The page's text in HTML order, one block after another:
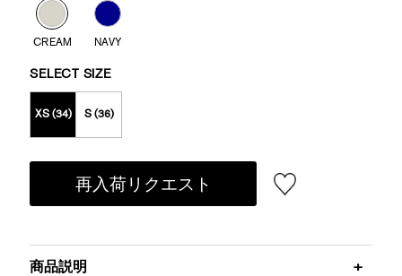
CREAM NAVY
SELECT SIZE
XS (34) S (36)
再入荷リクエスト
商品説明